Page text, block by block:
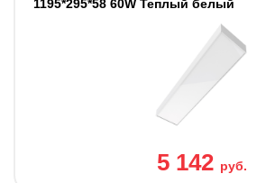
1195*295*58 60W Теплый белый
5 142 руб.